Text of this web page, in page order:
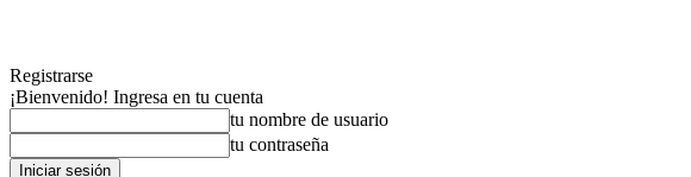
Registrarse
¡Bienvenido! Ingresa en tu cuenta
tu nombre de usuario
tu contraseña